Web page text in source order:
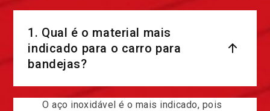
1. Qual é o material mais
indicado para o carro para
bandejas?
O aço inoxidável é o mais indicado, pois